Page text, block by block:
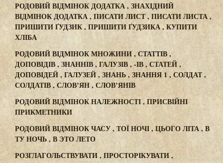
РОДОВИЙ ВІДМІНОК ДОДАТКА , ЗНАХІДНИЙ
ВІДМІНОК ДОДАТКА , ПИСАТИ ЛИСТ , ПИСАТИ ЛИСТА ,
ПРИШИТИ ҐУДЗИК , ПРИШИТИ ҐУДЗИКА , КУПИТИ
ХЛІБА
РОДОВИЙ ВІДМІНОК МНОЖИНИ , СТАТТІВ ,
ДОПОВІДІВ , ЗНАННІВ , ГАЛУЗІВ , -ІВ , СТАТЕЙ ,
ДОПОВІДЕЙ , ГАЛУЗЕЙ , ЗНАНЬ , ЗНАННЯ 1 , СОЛДАТ ,
СОЛДАТІВ , СЛОВ’ЯН , СЛОВ’ЯНІВ
РОДОВИЙ ВІДМІНОК НАЛЕЖНОСТІ , ПРИСВІЙНІ
ПРИКМЕТНИКИ
РОДОВИЙ ВІДМІНОК ЧАСУ , ТОЇ НОЧІ , ЦЬОГО ЛІТА , В
ТУ НОЧЬ , В ЭТО ЛЕТО
РОЗГЛАГОЛЬСТВУВАТИ , ПРОСТОРІКУВАТИ ,